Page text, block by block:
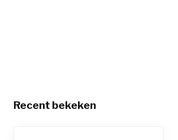
Recent bekeken